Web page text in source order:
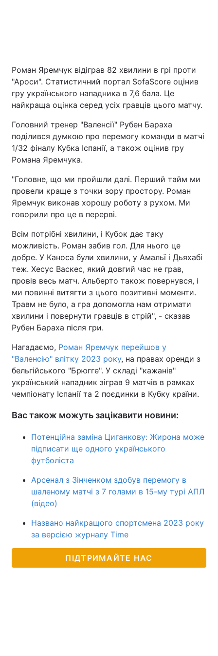
Роман Яремчук відіграв 82 хвилини в грі проти
"Ароси". Статистичний портал SofaScore оцінив
гру українського нападника в 7,6 бала. Це
найкраща оцінка серед усіх гравців цього матчу.
Головний тренер "Валенсії" Рубен Бараха
поділився думкою про перемогу команди в матчі
1/32 фіналу Кубка Іспанії, а також оцінив гру
Романа Яремчука.
"Головне, що ми пройшли далі. Перший тайм ми
провели краще з точки зору простору. Роман
Яремчук виконав хорошу роботу з рухом. Ми
говорили про це в перерві.
Всім потрібні хвилини, і Кубок дає таку
можливість. Роман забив гол. Для нього це
добре. У Каноса були хвилини, у Амальї і Дьяхабі
теж. Хесус Васкес, який довгий час не грав,
провів весь матч. Альберто також повернувся, і
ми повинні витягти з цього позитивні моменти.
Травм не було, а гра допомогла нам отримати
хвилини і повернути гравців в стрій", - сказав
Рубен Бараха після гри.
Нагадаємо, Роман Яремчук перейшов у
"Валенсію" влітку 2023 року, на правах оренди з
бельгійського "Брюгге". У складі "кажанів"
український нападник зіграв 9 матчів в рамках
чемпіонату Іспанії та 2 поєдинки в Кубку країни.
Вас також можуть зацікавити новини:
Потенційна заміна Циганкову: Жирона може
підписати ще одного українського
футболіста
Арсенал з Зінченком здобув перемогу в
шаленому матчі з 7 голами в 15-му турі АПЛ
(відео)
Названо найкращого спортсмена 2023 року
за версією журналу Time
ПІДТРИМАЙТЕ НАС